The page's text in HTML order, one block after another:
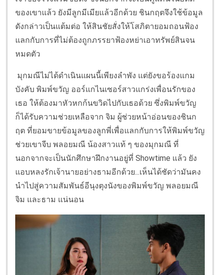
ของเขาแล้ว ยังมีลูกมีเมียแล้วอีกด้วย ชินกฤตจึงใช้ข้อมูล
ดังกล่าวเป็นแต้มต่อ ให้สินชัยสั่งให้โสภิตายอมถอนฟ้อง
แลกกับการที่ไม่ต้องถูกภรรยาฟ้องหย่าเอาทรัพย์สินจน
หมดตัว
มุกมณีไม่ได้ดำเนินแผนนี้เพียงลำพัง แต่ยังขอร้องแกม
บังคับ พิมพ์ขวัญ ออร์แกไนเซอร์สาวแกร่งเพื่อนรักของ
เธอ ให้ต้องมาหัวหกก้นขวิดไปกับเธอด้วย ซึ่งพิมพ์ขวัญ
ก็ได้รับความช่วยเหลือจาก จิม ผู้ช่วยหน้าอ่อนของชินก
ฤต ที่ยอมขายข้อมูลของลูกพี่เพื่อแลกกับการให้พิมพ์ขวัญ
ช่วยเขาจีบ พลอยมณี น้องสาวแท้ ๆ ของมุกมณี ที่
นอกจากจะเป็นนักศึกษาฝึกงานอยู่ที่ Showtime แล้ว ยัง
แอบหลงรักเจ้านายอย่างธามอีกด้วย...เห็นได้ชัดว่ามันคง
นำไปสู่ความสัมพันธ์อีนุงตุงนังของพิมพ์ขวัญ พลอยมณี
จิม และธาม แน่นอน